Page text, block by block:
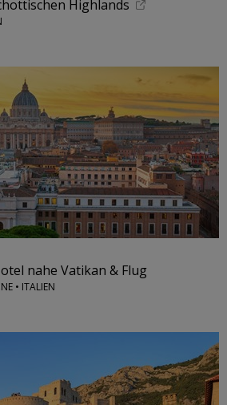
Highlands
nahe Vatikan & Flug
• ITALIEN